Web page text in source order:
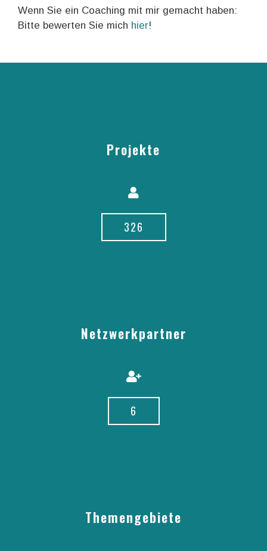
Wenn Sie ein Coaching mit mir gemacht haben:
Bitte bewerten Sie mich hier!
Projekte
326
Netzwerkpartner
6
Themengebiete